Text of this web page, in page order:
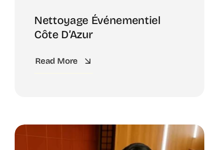
Nettoyage Événementiel
Côte D’Azur
Read More